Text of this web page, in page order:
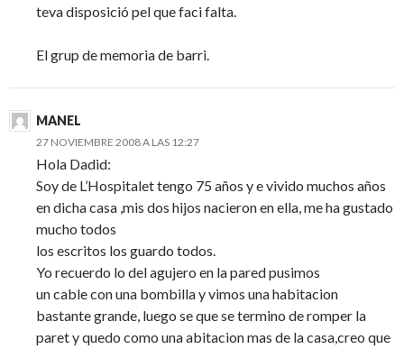
teva disposició pel que faci falta.
El grup de memoria de barri.
MANEL
27 NOVIEMBRE 2008 A LAS 12:27
Hola Dadid:
Soy de L’Hospitalet tengo 75 años y e vivido muchos años
en dicha casa ,mis dos hijos nacieron en ella, me ha gustado
mucho todos
los escritos los guardo todos.
Yo recuerdo lo del agujero en la pared pusimos
un cable con una bombilla y vimos una habitacion
bastante grande, luego se que se termino de romper la
paret y quedo como una abitacion mas de la casa,creo que